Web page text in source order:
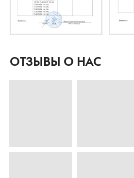
ОТЗЫВЫ О НАС